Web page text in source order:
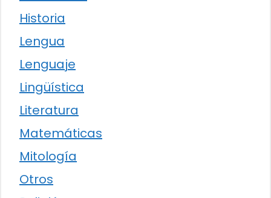
Historia
Lengua
Lenguaje
Lingüística
Literatura
Matemáticas
Mitología
Otros